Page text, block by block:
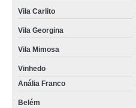
Vila Carlito
Vila Georgina
Vila Mimosa
Vinhedo
Anália Franco
Belém